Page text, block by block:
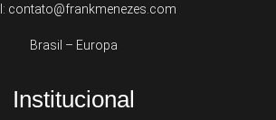
contato@frankmenezes.com
Brasil – Europa
Institucional